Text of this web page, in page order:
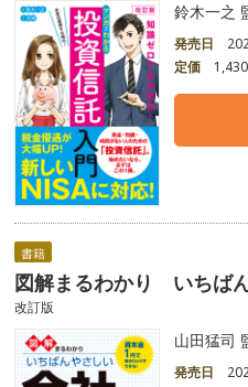
鈴木一之
発売日
定価
書籍
図解まるわかり いちば
改訂版
山田猛司
発売日